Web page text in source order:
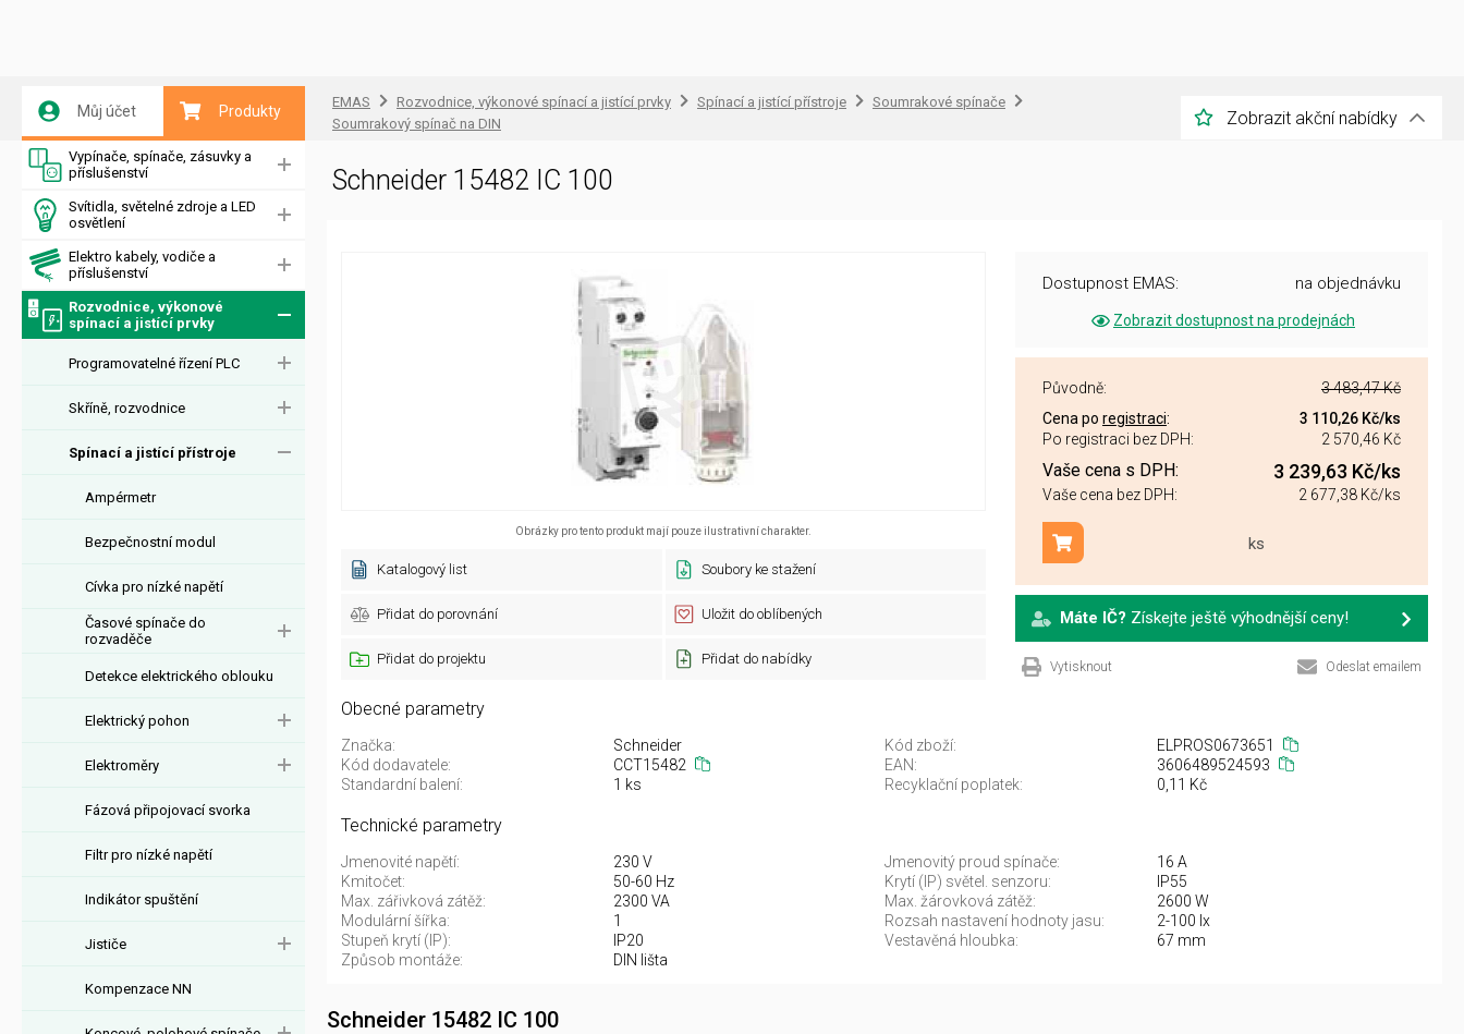
Můj účet Produkty
Vypínače, spínače, zásuvky a
příslušenství
Svítidla, světelné zdroje a LED
osvětlení
Elektro kabely, vodiče a
příslušenství
Rozvodnice, výkonové
spínací a jistící prvky
Programovatelné řízení PLC
Skříně, rozvodnice
Spínací a jistící přístroje
Ampérmetr
Bezpečnostní modul
Cívka pro nízké napětí
Časové spínače do
rozvaděče
Detekce elektrického oblouku
Elektrický pohon
Elektroměry
Fázová připojovací svorka
Filtr pro nízké napětí
Indikátor spuštění
Jističe
Kompenzace NN
EMAS Rozvodnice, výkonové spínací a jistící prvky Spínací a jistící přístroje
Soumrakové spínače
Soumrakový spínač na DIN
Zobrazit akční nabídky
Schneider 15482 IC 100
Obrázky pro tento produkt mají pouze ilustrativní charakter.
Katalogový list Soubory ke stažení
Přidat do porovnání Uložit do oblíbených
Přidat do projektu Přidat do nabídky
Dostupnost EMAS: na objednávku
Zobrazit dostupnost na prodejnách
Původně:
3 483,47 Kč
Cena po registraci: 3 110,26 Kč/ks
Po registraci bez DPH:
2 570,46 Kč
Vaše cena s DPH: 3 239,63 Kč/ks
Vaše cena bez DPH: 2 677,38 Kč/ks
ks
Přidat do košíku
Máte IČ? Získejte ještě výhodnější ceny!
Vytisknout Odeslat emailem
Obecné parametry
Značka: Schneider Kód zboží:
ELPROS0673651
Kód dodavatele:
CCT15482 EAN:
3606489524593
Standardní balení:
1 ks Recyklační poplatek: 0,11 Kč
Technické parametry
Jmenovité napětí: 230 V Jmenovitý proud spínače:
16 A
Kmitočet:
50-60 Hz Krytí (IP) světel. senzoru:
IP55
Max. zářivková zátěž:
2300 VA Max. žárovková zátěž:
2600 W
Modulární šířka:
1 Rozsah nastavení hodnoty jasu:
2-100 lx
Stupeň krytí (IP):
IP20 Vestavěná hloubka:
67 mm
Způsob montáže:
DIN lišta
Schneider 15482 IC 100